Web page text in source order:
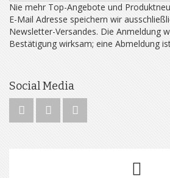
Nie mehr Top-Angebote und
E-Mail Adresse speichern wir
Newsletter-Versandes. Die Anmeldung
Bestätigung wirksam; eine Abmeldung
Social Media